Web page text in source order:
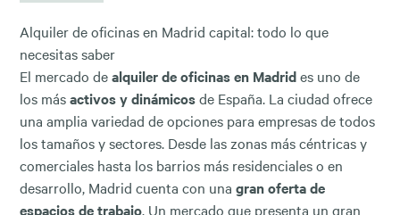
Alquiler de oficinas en Madrid capital: todo lo que
necesitas saber
El mercado dealquiler de oficinas en Madrides uno de
los másactivos y dinámicosde España. La ciudad ofrece
una amplia variedad de opciones para empresas de todos
los tamaños y sectores. Desde las zonas más céntricas y
comerciales hasta los barrios más residenciales o en
desarrollo, Madrid cuenta con una gran oferta de
espacios de trabajo. Un mercado que presenta un gran